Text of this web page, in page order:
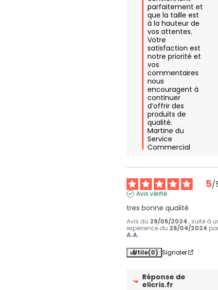
parfaitement et
que la taille est
à la hauteur de
vos attentes.
Votre
satisfaction est
notre priorité et
vos
commentaires
nous
encouragent à
continuer
d’offrir des
produits de
qualité.
Martine du
Service
Commercial
5/
Avis vérifié
tres bonne qualité
Avis du 29/05/2024 , suite à
expérience du 28/04/2024
A.A.
Utile(0) Signaler
Réponse de
elicris.fr